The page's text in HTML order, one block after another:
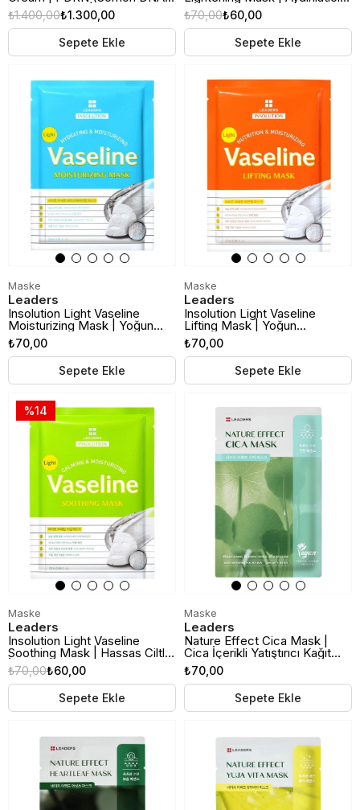
Göz Altı Kremi | 20ml
₺1.300,00
₺1.400,00
Sepete Ekle
Kağıt Maske
₺60,00
₺70,00
Sepete Ekle
Maske
Leaders
Insolution Light Vaseline
Moisturizing Mask | Yoğun
Nemlendirici Kağıt Maske
₺70,00
Sepete Ekle
Maske
Leaders
Insolution Light Vaseline
Lifting Mask | Yoğun
Nemlendirici ve Sıkılaştırıcı
Kağıt Maske
₺70,00
Sepete Ekle
Maske
Leaders
Insolution Light Vaseline
Soothing Mask | Hassas Ciltler
İçin Yatıştırıcı Kağıt Maske
₺60,00
₺70,00
Sepete Ekle
%14
Maske
Leaders
Nature Effect Cica Mask |
Cica İçerikli Yatıştırıcı Kağıt
Maske
₺70,00
Sepete Ekle